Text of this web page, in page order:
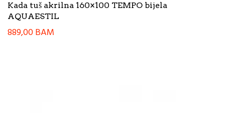
Kada tuš akrilna 160×100 TEMPO bijela
AQUAESTIL
889,00BAM